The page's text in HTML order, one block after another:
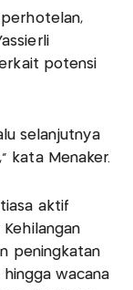
perhotelan,
potensi
selanjutnya
kata Menaker.
aktif
peningkatan
hingga wacana